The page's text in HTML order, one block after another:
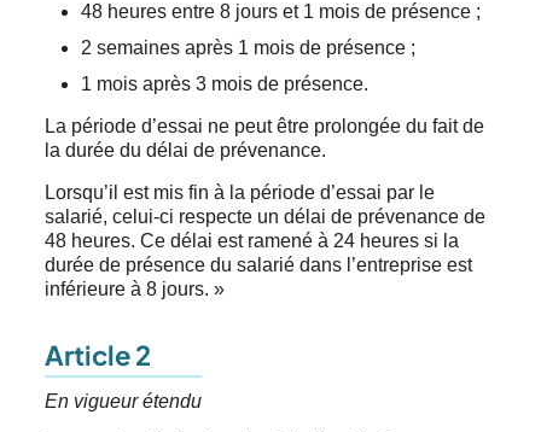
48 heures entre 8 jours et 1 mois de présence ;
2 semaines après 1 mois de présence ;
1 mois après 3 mois de présence.
La période d’essai ne peut être prolongée du fait de
la durée du délai de prévenance.
Lorsqu’il est mis fin à la période d’essai par le
salarié, celui-ci respecte un délai de prévenance de
48 heures. Ce délai est ramené à 24 heures si la
durée de présence du salarié dans l’entreprise est
inférieure à 8 jours. »
Article 2
En vigueur étendu